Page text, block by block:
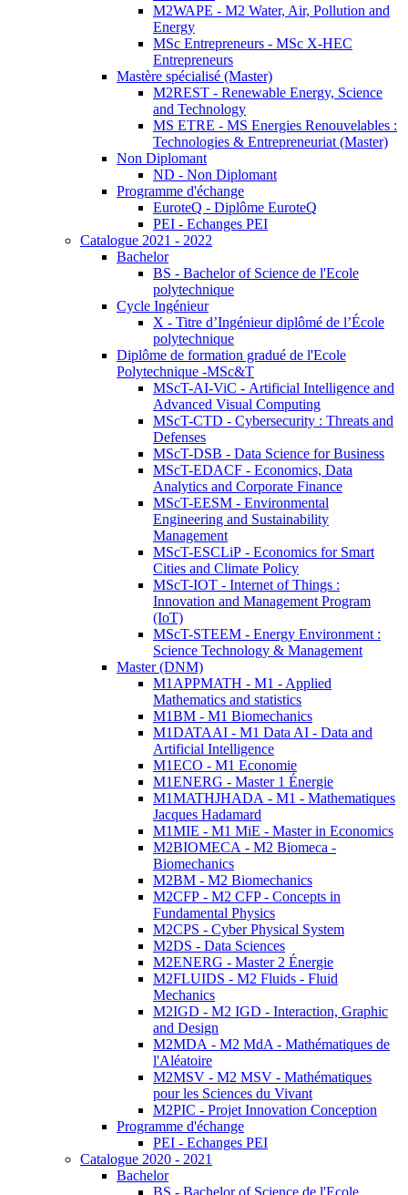
M2WAPE - M2 Water, Air, Pollution and
Energy
MSc Entrepreneurs - MSc X-HEC
Entrepreneurs
Mastère spécialisé (Master)
M2REST - Renewable Energy, Science
and Technology
MS ETRE - MS Energies Renouvelables :
Technologies & Entrepreneuriat (Master)
Non Diplomant
ND - Non Diplomant
Programme d'échange
EuroteQ - Diplôme EuroteQ
PEI - Echanges PEI
Catalogue 2021 - 2022
Bachelor
BS - Bachelor of Science de l'Ecole
polytechnique
Cycle Ingénieur
X - Titre d’Ingénieur diplômé de l’École
polytechnique
Diplôme de formation gradué de l'Ecole
Polytechnique -MSc&T
MScT-AI-ViC - Artificial Intelligence and
Advanced Visual Computing
MScT-CTD - Cybersecurity : Threats and
Defenses
MScT-DSB - Data Science for Business
MScT-EDACF - Economics, Data
Analytics and Corporate Finance
MScT-EESM - Environmental
Engineering and Sustainability
Management
MScT-ESCLiP - Economics for Smart
Cities and Climate Policy
MScT-IOT - Internet of Things :
Innovation and Management Program
(IoT)
MScT-STEEM - Energy Environment :
Science Technology & Management
Master (DNM)
M1APPMATH - M1 - Applied
Mathematics and statistics
M1BM - M1 Biomechanics
M1DATAAI - M1 Data AI - Data and
Artificial Intelligence
M1ECO - M1 Economie
M1ENERG - Master 1 Énergie
M1MATHJHADA - M1 - Mathematiques
Jacques Hadamard
M1MIE - M1 MiE - Master in Economics
M2BIOMECA - M2 Biomeca -
Biomechanics
M2BM - M2 Biomechanics
M2CFP - M2 CFP - Concepts in
Fundamental Physics
M2CPS - Cyber Physical System
M2DS - Data Sciences
M2ENERG - Master 2 Énergie
M2FLUIDS - M2 Fluids - Fluid
Mechanics
M2IGD - M2 IGD - Interaction, Graphic
and Design
M2MDA - M2 MdA - Mathématiques de
l'Aléatoire
M2MSV - M2 MSV - Mathématiques
pour les Sciences du Vivant
M2PIC - Projet Innovation Conception
Programme d'échange
PEI - Echanges PEI
Catalogue 2020 - 2021
Bachelor
BS - Bachelor of Science de l'Ecole